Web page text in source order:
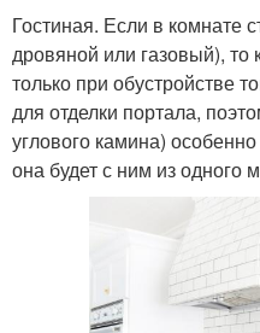
Гостиная. Если в комнате
дровяной или газовый), то
только при обустройстве
для отделки портала,
углового камина)
она будет с ним из одного